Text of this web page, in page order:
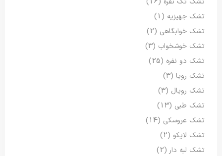
تشک جهیزیه (1)
تشک خوابگاهی (2)
تشک خوشخواب (3)
تشک دو نفره (25)
تشک رویا (3)
تشک رویال (3)
تشک طبی (13)
تشک عروسکی (14)
تشک لایکو (2)
تشک لبه دار (2)